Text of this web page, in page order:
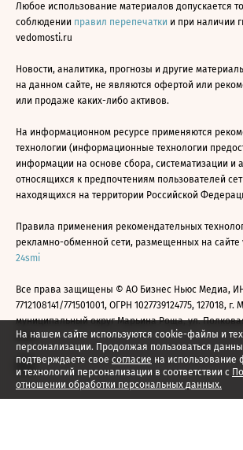
На нашем сайте используются cookie-файлы и
персонализации. Продолжая пользоваться
подтверждаете свое согласие на использование
и технологий персонализации в соответствии с
отношении обработки персональных данных.
Любое использование материалов допускается
соблюдении правил перепечатки и при наличии
vedomosti.ru
Новости, аналитика, прогнозы и другие
на данном сайте, не являются офертой или
или продаже каких-либо активов.
На информационном ресурсе применяются
технологии (информационные технологии
информации на основе сбора, систематизации и
относящихся к предпочтениям пользователей
находящихся на территории Российской
Правила применения рекомендательных
рекламно-обменной сети, размещенных на сайте
24smi
Все права защищены © АО Бизнес Ньюс Медиа,
7712108141/771501001, ОГРН 1027739124775, 127018, г.
муниципальный округ Марьина Роща, ул.
2026